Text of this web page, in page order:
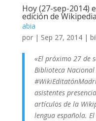
Hoy (27-sep-2014)
edición de
abia
por | Sep 27, 2014|
«El próximo 27 de
Biblioteca
asistentes
artículos de la
lengua española.